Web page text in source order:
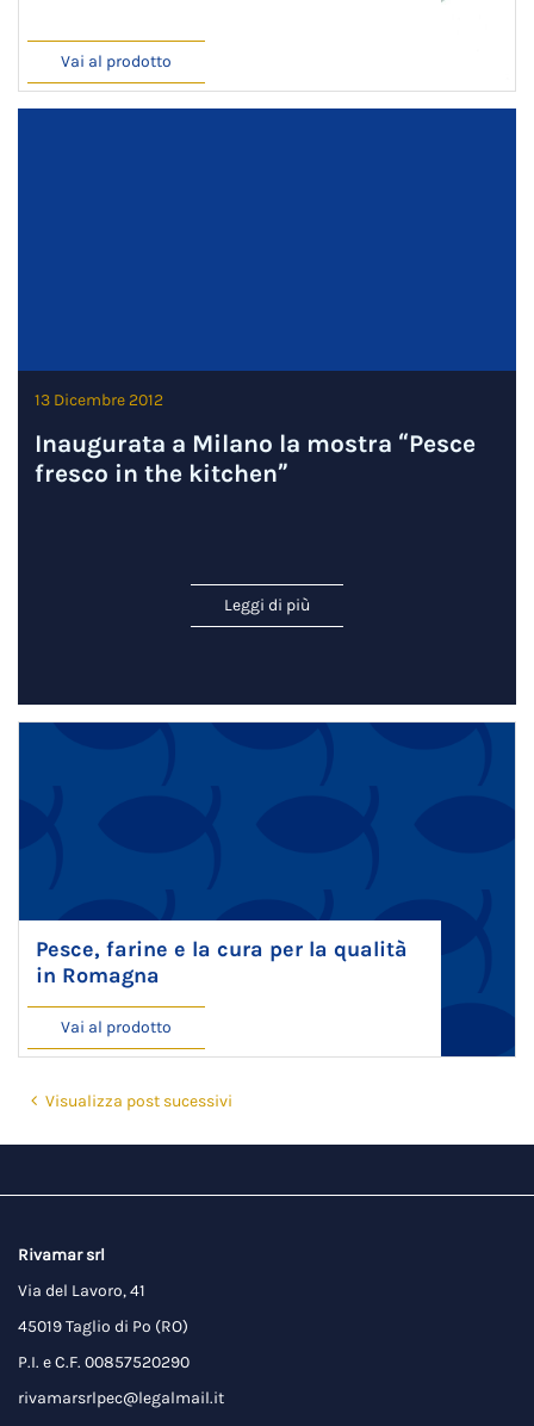
Vai al prodotto
13 Dicembre 2012
Inaugurata a Milano la mostra “Pesce
fresco in the kitchen”
Leggi di più
Pesce, farine e la cura per la qualità
in Romagna
Vai al prodotto
Visualizza post sucessivi
Rivamar srl
Via del Lavoro, 41
45019 Taglio di Po (RO)
P.I. e C.F. 00857520290
rivamarsrlpec@legalmail.it